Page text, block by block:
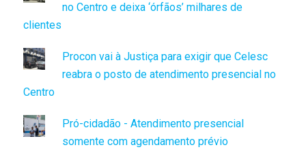
no Centro e deixa ‘órfãos’ milhares de
clientes
Procon vai à Justiça para exigir que Celesc
reabra o posto de atendimento presencial no
Centro
Pró-cidadão - Atendimento presencial
somente com agendamento prévio